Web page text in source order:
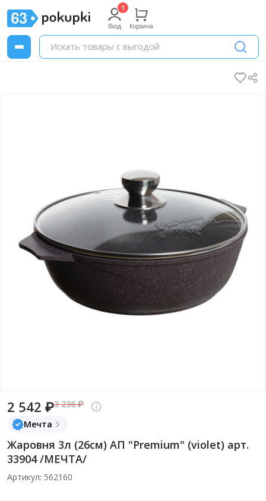
Вход Корзина
2 542 ₽3 236 ₽
Мечта
Жаровня 3л (26см) АП "Premium" (violet) арт.
33904 /МЕЧТА/
Артикул: 562160